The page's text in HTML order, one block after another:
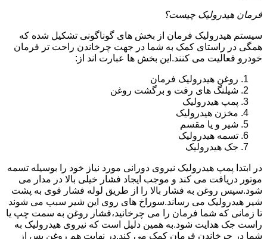
فرمان هیدرولیک چیست؟
سیستم هیدرولیک فرمان از بخش های گوناگونی تشکیل شده که
همگی در راستای کمک به شما در جهت چرخاندن راحت تر فرمان
خودرو فعالیت می کنند.این بخش ها عبارت اند از:
روغن هیدرولیک فرمان
شیلنگ های رفت و برگشت روغن
پمپ هیدرولیک
مخزن هیدرولیک
شیر و یا مقسم
تسمه هیدرولیک
جک هیدرولیک
در ابتدا پمپ هیدرولیک نیروی دورانی مورد نیاز خود را بوسیله تسمه
موتور دریافت می کند و موجب ایجاد فشار خیلی بالا در مدار می
شود.سپس روغن به فشار بالا را از طریق لوله فشار قوی به پشت
شیر هیدرولیک می رساند.سوراخ های روی این شیر سبب می شوند
تا زمانی که شما فرمان را می چرخانید،فشار روغن به سمت چپ یا
راست جک هدایت شود.به همین دلیل است که نیروی هیدرولیک به
شما در چرخاندن فرمان کمک می کند.در نهایت هم روغن پس از